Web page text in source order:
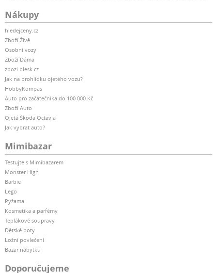
Nákupy
hledejceny.cz
Zboží Živě
Osobní vozy
Zboží Dáma
zbozi.blesk.cz
Jak na prohlídku ojetého vozu?
HobbyKompas
Auto pro začátečníka do 100 000 Kč
Zboží Auto
Ojetá Škoda Octavia
Jak vybrat auto?
Mimibazar
Testujte s Mimibazarem
Monster High
Barbie
Lego
Pyžama
Kosmetika a parfémy
Teplákové soupravy
Dětské boty
Ložní povlečení
Bazar nábytku
Doporučujeme